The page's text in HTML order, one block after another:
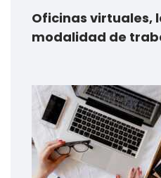
Oficinas virtuales,
modalidad de